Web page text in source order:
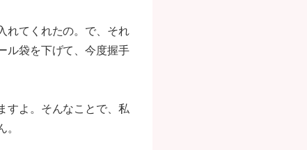
れてくれたの。で、それ
ル袋を下げて、今度握手
すよ。そんなことで、私